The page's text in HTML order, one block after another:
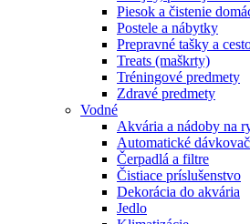
Piesok a čistenie
Postele a nábytky
Prepravné tašky a
Treats (maškrty)
Tréningové predmety
Zdravé predmety
Vodné
Akvária a nádoby na
Automatické
Čerpadlá a filtre
Čistiace príslušenstvo
Dekorácia do akvária
Jedlo